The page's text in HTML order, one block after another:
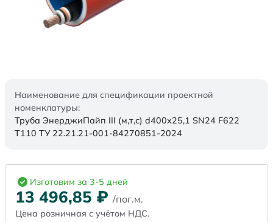
Наименование для спецификации проектной
номенклатуры:
Труба ЭнерджиПайп III (м,т,с) d400х25,1 SN24 F622
Т110 ТУ 22.21.21-001-84270851-2024
Изготовим за 3-5 дней
13 496,85 ₽ /пог.м.
Цена розничная с учётом НДС.